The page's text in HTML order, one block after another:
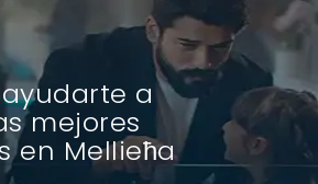
a
mejores
en Mellieħa